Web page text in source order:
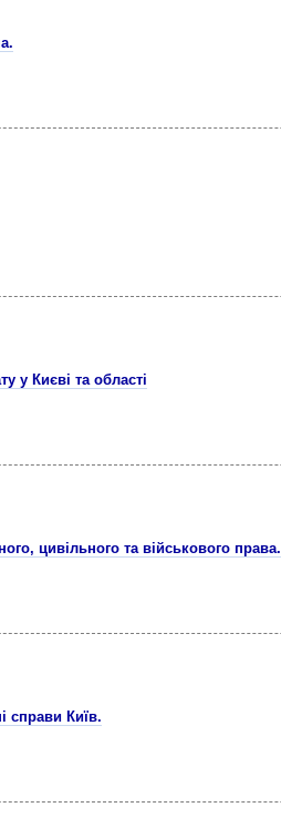
у Києві та області
цивільного та військового права.
справи Київ.